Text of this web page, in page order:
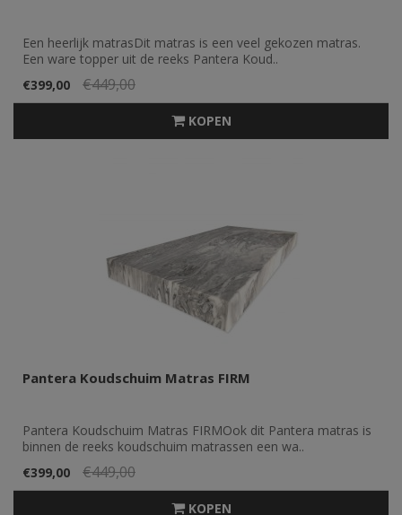
Een heerlijk matrasDit matras is een veel gekozen matras.
Een ware topper uit de reeks Pantera Koud..
€399,00
€449,00
KOPEN
Pantera Koudschuim Matras FIRM
Pantera Koudschuim Matras FIRMOok dit Pantera matras is
binnen de reeks koudschuim matrassen een wa..
€399,00
€449,00
KOPEN